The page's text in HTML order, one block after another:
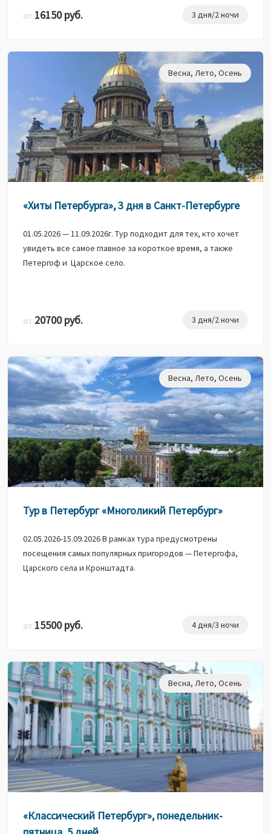
от 16150 руб. 3 дня/2 ночи
Весна, Лето, Осень
«Хиты Петербурга», 3 дня в Санкт-Петербурге
01.05.2026 — 11.09.2026г. Тур подходит для тех, кто хочет
увидеть все самое главное за короткое время, а также
Петергоф и Царское село.
от 20700 руб. 3 дня/2 ночи
Весна, Лето, Осень
Тур в Петербург «Многоликий Петербург»
02.05.2026-15.09.2026 В рамках тура предусмотрены
посещения самых популярных пригородов — Петергофа,
Царского села и Кронштадта.
от 15500 руб. 4 дня/3 ночи
Весна, Лето, Осень
«Классический Петербург», понедельник-